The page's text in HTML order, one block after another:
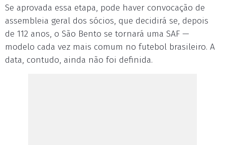
Se aprovada essa etapa, pode haver convocação de
assembleia geral dos sócios, que decidirá se, depois
de 112 anos, o São Bento se tornará uma SAF —
modelo cada vez mais comum no futebol brasileiro. A
data, contudo, ainda não foi definida.